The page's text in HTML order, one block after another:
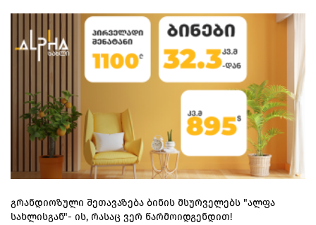
გრანდიოზული შეთავაზება ბინის მსურველებს "ალფა
სახლისგან"- ის, რასაც ვერ წარმოიდგენდით!